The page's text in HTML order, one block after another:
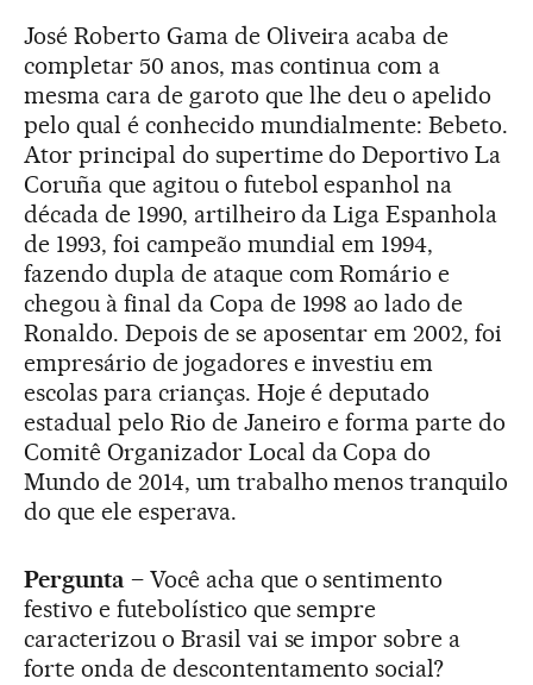
José Roberto Gama de Oliveira acaba de
completar 50 anos, mas continua com a
mesma cara de garoto que lhe deu o apelido
pelo qual é conhecido mundialmente: Bebeto.
Ator principal do supertime do Deportivo La
Coruña que agitou o futebol espanhol na
década de 1990, artilheiro da Liga Espanhola
de 1993, foi campeão mundial em 1994,
fazendo dupla de ataque com Romário e
chegou à final da Copa de 1998 ao lado de
Ronaldo. Depois de se aposentar em 2002, foi
empresário de jogadores e investiu em
escolas para crianças. Hoje é deputado
estadual pelo Rio de Janeiro e forma parte do
Comitê Organizador Local da Copa do
Mundo de 2014, um trabalho menos tranquilo
do que ele esperava.
Pergunta – Você acha que o sentimento
festivo e futebolístico que sempre
caracterizou o Brasil vai se impor sobre a
forte onda de descontentamento social?